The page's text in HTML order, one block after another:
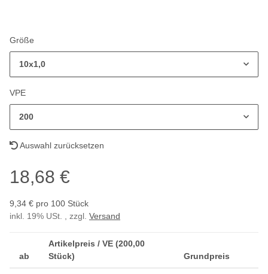
Größe
10x1,0
VPE
200
Auswahl zurücksetzen
18,68 €
9,34 € pro 100 Stück
inkl. 19% USt. , zzgl. Versand
ab
Artikelpreis / VE (200,00
Stück)
Grundpreis